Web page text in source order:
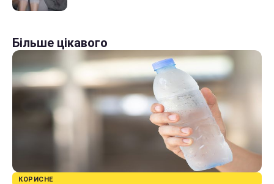
Більше цікавого
КОРИСНЕ